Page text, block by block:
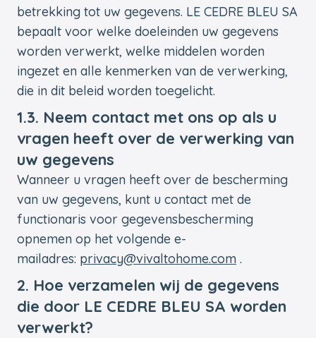
betrekking tot uw gegevens. LE CEDRE BLEU SA
bepaalt voor welke doeleinden uw gegevens
worden verwerkt, welke middelen worden
ingezet en alle kenmerken van de verwerking,
die in dit beleid worden toegelicht.
1.3. Neem contact met ons op als u
vragen heeft over de verwerking van
uw gegevens
Wanneer u vragen heeft over de bescherming
van uw gegevens, kunt u contact met de
functionaris voor gegevensbescherming
opnemen op het volgende e-
mailadres: privacy@vivaltohome.com .
2. Hoe verzamelen wij de gegevens
die door LE CEDRE BLEU SA worden
verwerkt?